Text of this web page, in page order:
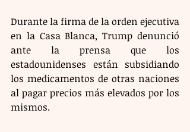
Durante la firma de la orden ejecutiva
en la Casa Blanca, Trump denunció
ante la prensa que los
estadounidenses están subsidiando
los medicamentos de otras naciones
al pagar precios más elevados por los
mismos.